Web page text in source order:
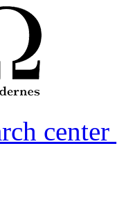
center